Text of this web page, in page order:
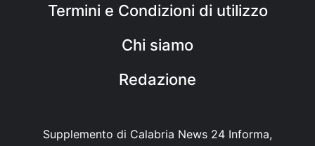
Termini e Condizioni di utilizzo
Chi siamo
Redazione
Supplemento di Calabria News 24 Informa,